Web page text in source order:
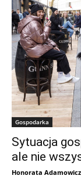
Gospodarka
Sytuacja
ale nie
Honorata Adamowicz